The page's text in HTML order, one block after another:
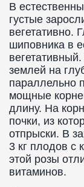
В
густые
вегетативно.
шиповника в
землей на
параллельно
мощные
длину. На
почки, из
отпрыски. В
3 кг плодов с
этой розы
витаминов.